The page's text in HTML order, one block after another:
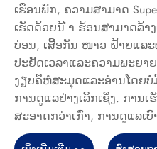
ເຮືອນພັກ, ຄວາມສາມາດ
ເຮັດດ້ວຍນ້ ຳ ຮ້ອນສາມາດລ້າ
ບ່ອນ, ເສື້ອກັນ ໜາວ ຝ້າຍແລະ
ປະຢັດເວລາແລະຄວາມພະຍ
ງຽບຄືຫໍສະມຸດແລະອ່ານໂດຍ
ການດູແລຢ່າງເລິກເຊິ່ງ. ການ
ສະອາດກວ່າເກົ່າ, ການດູແລເບົ